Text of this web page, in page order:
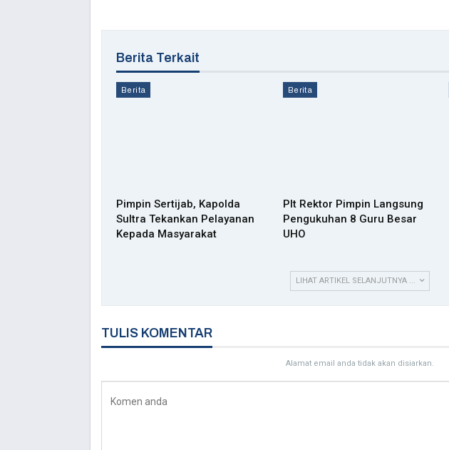
Berita Terkait
Berita
Pimpin Sertijab, Kapolda
Sultra Tekankan Pelayanan
Kepada Masyarakat
Berita
Plt Rektor Pimpin Langsung
Pengukuhan 8 Guru Besar
UHO
LIHAT ARTIKEL SELANJUTNYA ...
TULIS KOMENTAR
Alamat email anda tidak akan disiarkan.